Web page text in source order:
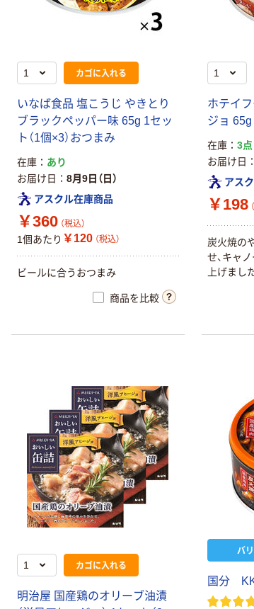
カゴに入れる
いなば食品 塩こうじ やきとり
ブラックペッパー味 65g 1セッ
ト（1個×3）おつまみ
在庫
あり
お届け日
8月9日（日）
アスクル在庫商品
￥360 （税込）
1個あたり ￥120 （税込）
ビールに合うおつまみ
商品を比較
ホテイ
ジョ
在庫
3点
お届け日
アス
￥198
炭火焼の
せ、キャ
上げまし
カゴに入れる
明治屋 国産鶏のオリーブ油漬
バ
国分